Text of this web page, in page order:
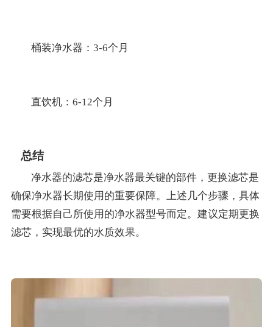
桶装净水器：3-6个月
直饮机：6-12个月
总结
净水器的滤芯是净水器最关键的部件，更换滤芯是
确保净水器长期使用的重要保障。上述几个步骤，具体
需要根据自己所使用的净水器型号而定。建议定期更换
滤芯，实现最优的水质效果。